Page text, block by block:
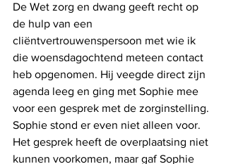
De Wet zorg en dwang geeft recht op
de hulp van een
cliëntvertrouwenspersoon met wie ik
die woensdagochtend meteen contact
heb opgenomen. Hij veegde direct zijn
agenda leeg en ging met Sophie mee
voor een gesprek met de zorginstelling.
Sophie stond er even niet alleen voor.
Het gesprek heeft de overplaatsing niet
kunnen voorkomen, maar gaf Sophie